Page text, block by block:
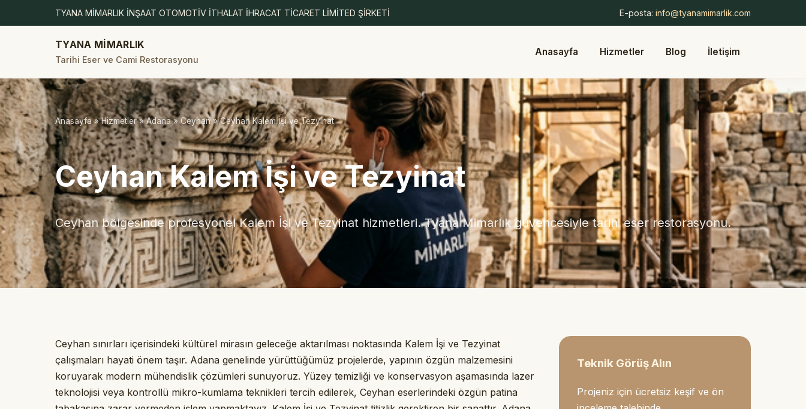
TYANA MİMARLIK İNŞAAT OTOMOTİV İTHALAT İHRACAT TİCARET LİMİTED ŞİRKETİ E-posta: info@tyanamimarlik.com
TYANA MİMARLIK
Tarihi Eser ve Cami Restorasyonu
Anasayfa Hizmetler Blog İletişim
Anasayfa»Hizmetler»Adana»Ceyhan» Ceyhan Kalem İşi ve Tezyinat
Ceyhan Kalem İşi ve Tezyinat
Ceyhan bölgesinde profesyonel Kalem İşi ve Tezyinat hizmetleri. Tyana Mimarlık güvencesiyle tarihi eser restorasyonu.
Ceyhan sınırları içerisindeki kültürel mirasın geleceğe aktarılması noktasında Kalem İşi ve Tezyinat
çalışmaları hayati önem taşır. Adana genelinde yürüttüğümüz projelerde, yapının özgün malzemesini
koruyarak modern mühendislik çözümleri sunuyoruz. Yüzey temizliği ve konservasyon aşamasında lazer
teknolojisi veya kontrollü mikro-kumlama teknikleri tercih edilerek, Ceyhan eserlerindeki özgün patina
Teknik Görüş Alın
Projeniz için ücretsiz keşif ve ön